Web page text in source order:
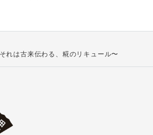
れは古来伝わる、糀のリキュール〜